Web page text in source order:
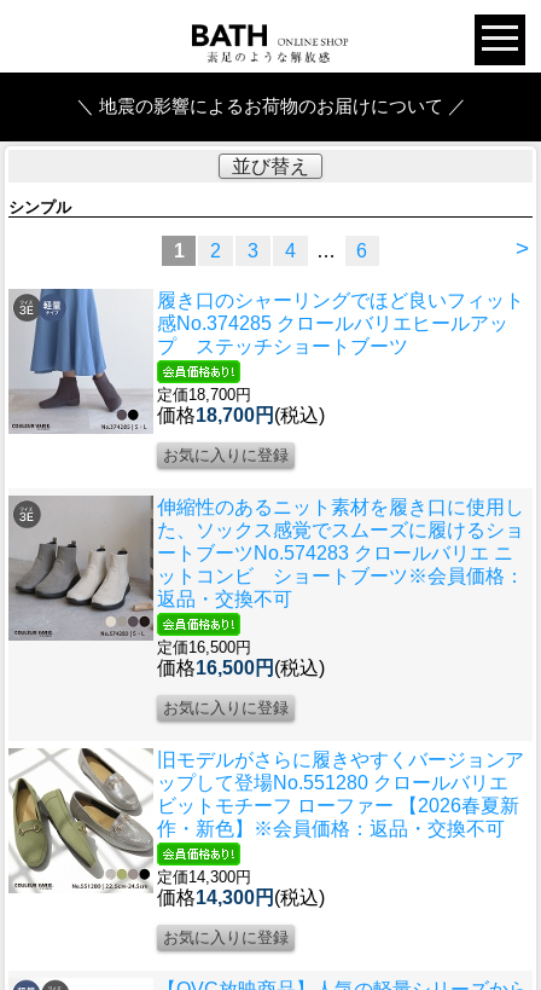
＼ 地震の影響によるお荷物のお届けについて ／
並び替え
シンプル
>
1 2 3 4 … 6
履き口のシャーリングでほど良いフィット
感No.374285 クロールバリエヒールアッ
プ ステッチショートブーツ
定価18,700円
価格18,700円 (税込)
伸縮性のあるニット素材を履き口に使用し
た、ソックス感覚でスムーズに履けるショ
ートブーツNo.574283 クロールバリエ ニ
ットコンビ ショートブーツ※会員価格：
返品・交換不可
定価16,500円
価格16,500円 (税込)
旧モデルがさらに履きやすくバージョンア
ップして登場No.551280 クロールバリエ
ビットモチーフ ローファー 【2026春夏新
作・新色】※会員価格：返品・交換不可
定価14,300円
価格14,300円 (税込)